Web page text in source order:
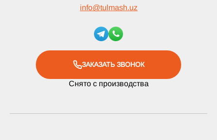
info@tulmash.uz
ЗАКАЗАТЬ ЗВОНОК
Снято с производства